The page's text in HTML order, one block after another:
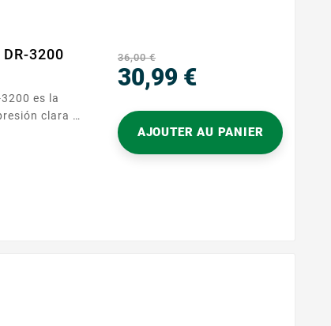
3200
clara y
en
aceptan
36,00 €
30,99 €
AJOUTER AU PANIER